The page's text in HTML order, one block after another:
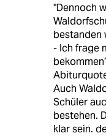
"Dennoch
bestanden
- Ich frage
Auch
Schüler
bestehen.
klar sein.